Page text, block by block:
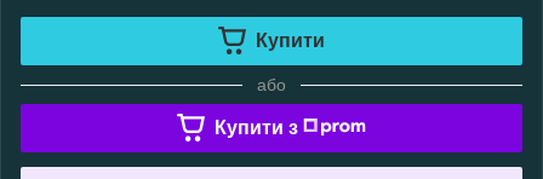
Купити
або
Купити з